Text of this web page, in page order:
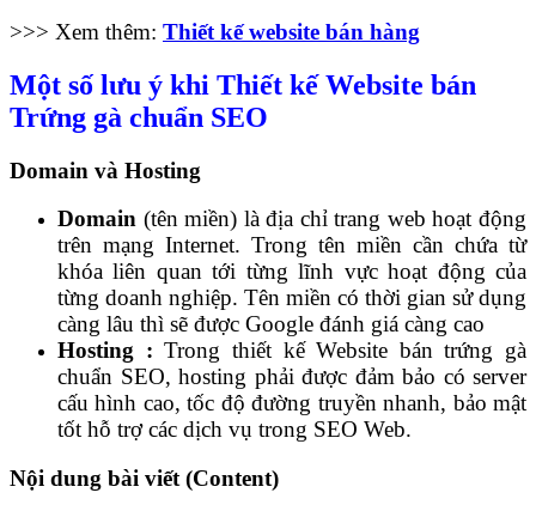
>>> Xem thêm: Thiết kế website bán hàng
Một số lưu ý khi Thiết kế Website bán
Trứng gà chuẩn SEO
Domain và Hosting
Domain (tên miền) là địa chỉ trang web hoạt động
trên mạng Internet. Trong tên miền cần chứa từ
khóa liên quan tới từng lĩnh vực hoạt động của
từng doanh nghiệp. Tên miền có thời gian sử dụng
càng lâu thì sẽ được Google đánh giá càng cao
Hosting : Trong thiết kế Website bán trứng gà
chuẩn SEO, hosting phải được đảm bảo có server
cấu hình cao, tốc độ đường truyền nhanh, bảo mật
tốt hỗ trợ các dịch vụ trong SEO Web.
Nội dung bài viết (Content)